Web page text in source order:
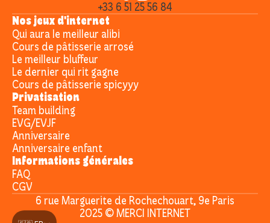
+33 6 51 25 56 84
Nos jeux d'internet
Qui aura le meilleur alibi
Cours de pâtisserie arrosé
Le meilleur bluffeur
Le dernier qui rit gagne
Cours de pâtisserie spicyyy
Privatisation
Team building
EVG/EVJF
Anniversaire
Anniversaire enfant
Informations générales
FAQ
CGV
6 rue Marguerite de Rochechouart, 9e Paris
2025 © MERCI INTERNET
Select Language